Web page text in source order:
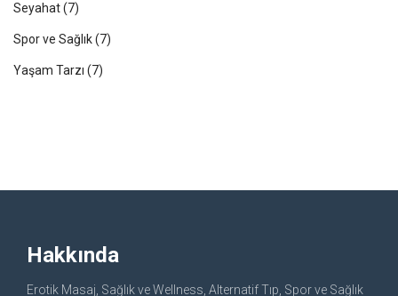
Seyahat(7)
Spor ve Sağlık(7)
Yaşam Tarzı (7)
Hakkında
Erotik Masaj, Sağlık ve Wellness, Alternatif Tıp, Spor ve Sağlık